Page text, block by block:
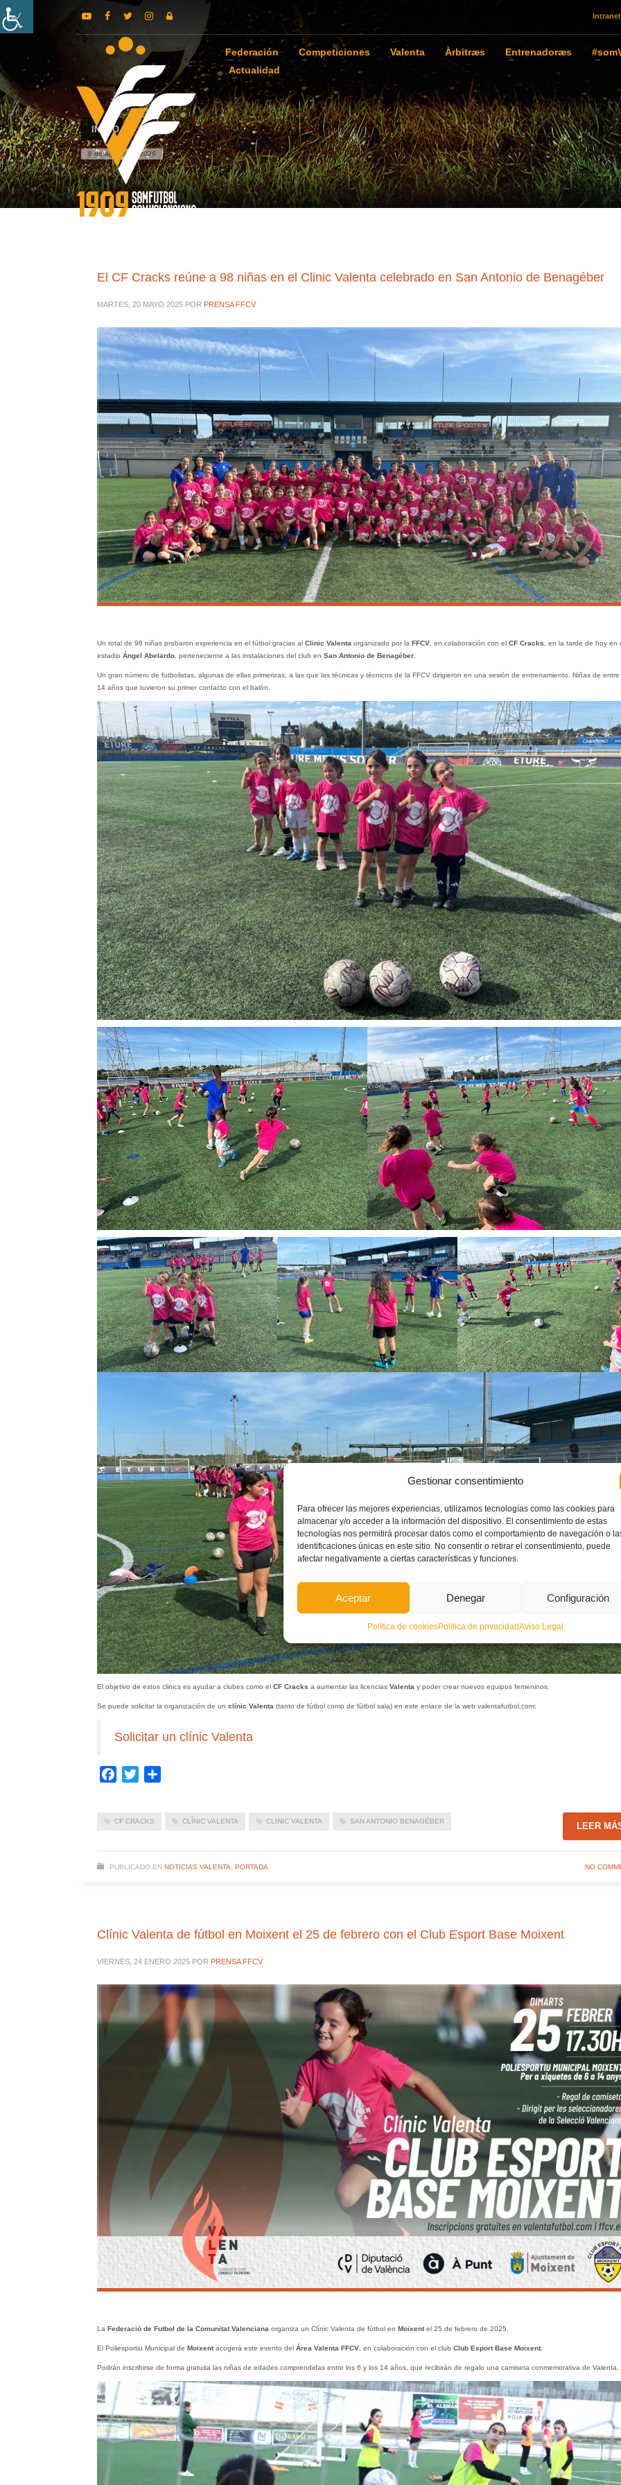
Gestionar consentimiento
Para ofrecer las mejores experiencias, utilizamos tecnologías como las cookies para
almacenar y/o acceder a la información del dispositivo. El consentimiento de estas
tecnologías nos permitirá procesar datos como el comportamiento de navegación o
identificaciones únicas en este sitio. No consentir o retirar el consentimiento, puede
afectar negativamente a ciertas características y funciones.
Aceptar Denegar Configuración
Política de cookiesPolítica de privacidadAviso Legal
Intranet
Federación Competiciones Valenta Àrbitræs Entrenadoræs
Actualidad
INICIO
8 de agosto de 2026
El CF Cracks reúne a 98 niñas en el Clinic Valenta celebrado en San Antonio de Benagéber
MARTES, 20 MAYO 2025 POR PRENSA FFCV
Un total de 98 niñas probaron experiencia en el fútbol gracias al Clinic Valentaorganizado por la FFCV, en colaboración con elCF Cracks, en la tarde de hoy en
estadio Ángel Abelardo, perteneciente a las instalaciones del club en San Antonio de Benagéber.
Un gran número de futbolistas, algunas de ellas primerizas, a las que las técnicas y técnicos de la FFCV dirigieron en una sesión de entrenamiento. Niñas de entre
14 años que tuvieron su primer contacto con el balón.
El objetivo de estos clinics es ayudar a clubes como el CF Cracks a aumentar las licencias Valenta y poder crear nuevos equipos femeninos.
Se puede solicitar la organización de un clínic Valenta (tanto de fútbol como de fútbol sala) en este enlace de la web valentafutbol.com:
Solicitar un clínic Valenta
Facebook
Twitter
CF CRACKS CLÍNIC VALENTA CLINIC VALENTA SAN ANTONIO BENAGÉBER LEER
PUBLICADO EN NOTICIAS VALENTA PORTADA NO
Clínic Valenta de fútbol en Moixent el 25 de febrero con el Club Esport Base Moixent
VIERNES, 24 ENERO 2025 POR PRENSA FFCV
La Federació de Futbol de la Comunitat Valenciana organiza un Clínic Valenta de fútbol en Moixentel 25 de febrero de 2025.
El Poliesportiu Municipal de Moixentacogerá este evento del Área Valenta FFCV, en colaboración con el club Club Esport Base Moixent.
Podrán inscribirse de forma gratuita las niñas de edades comprendidas entre los 6 y los 14 años, que recibirán de regalo una camiseta conmemorativa de Valenta.